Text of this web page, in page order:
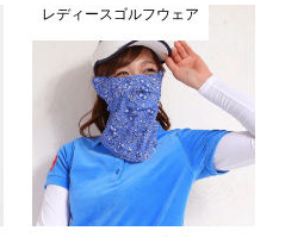
レディースゴルフウェア